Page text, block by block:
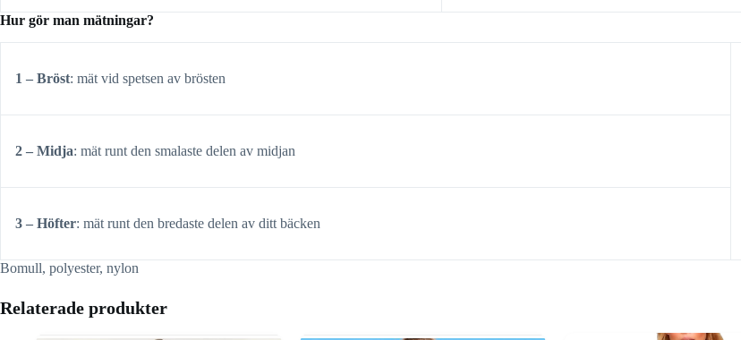
Hur gör man mätningar?
1 – Bröst: mät vid spetsen av brösten
2 – Midja: mät runt den smalaste delen av midjan
3 – Höfter: mät runt den bredaste delen av ditt bäcken
Bomull, polyester, nylon
Relaterade produkter